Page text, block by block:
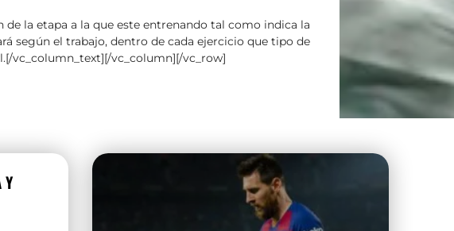
la etapa a la que este entrenando tal como indica la
según el trabajo, dentro de cada ejercicio que tipo de
vc_column_text][/vc_column][/vc_row]
Y